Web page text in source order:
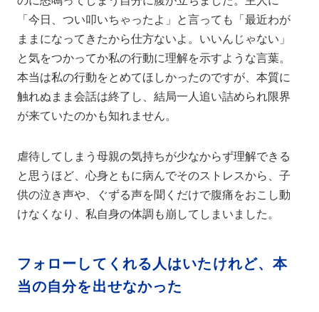
「今日、つい叩いちゃったよ」と言っても「最近わが
ままになってきたから仕方ないよ。いいんじゃない」
と気をつかってか私の行動に理解を示すような言葉。
本当は私の行動をとめてほしかったのですが、本質に
触れぬまま会話は終了し、結局一人追い詰められ限界
が来ていたのかも知れません。
虐待してしまう母親の気持ちが少なからず理解できる
と思うほど、心身ともに病んでそのストレスから、子
供の泣き声や、ぐずる声を聞くだけで腹痛をおこし動
けなくなり、私自身の体調も崩してしまいました。
フォローしてくれる人はいたけれど、本
当の自分を出せなかった